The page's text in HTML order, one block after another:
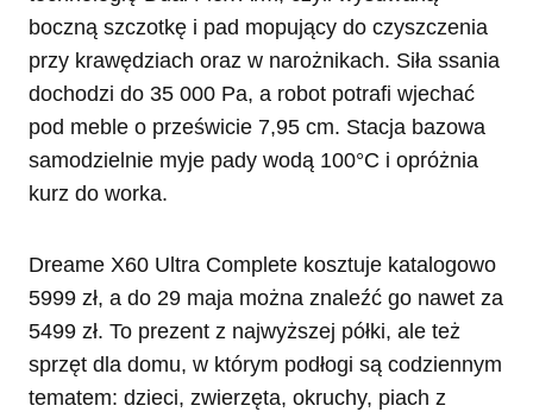
boczną szczotkę i pad mopujący do czyszczenia
przy krawędziach oraz w narożnikach. Siła ssania
dochodzi do 35 000 Pa, a robot potrafi wjechać
pod meble o prześwicie 7,95 cm. Stacja bazowa
samodzielnie myje pady wodą 100°C i opróżnia
kurz do worka.
Dreame X60 Ultra Complete kosztuje katalogowo
5999 zł, a do 29 maja można znaleźć go nawet za
5499 zł. To prezent z najwyższej półki, ale też
sprzęt dla domu, w którym podłogi są codziennym
tematem: dzieci, zwierzęta, okruchy, piach z